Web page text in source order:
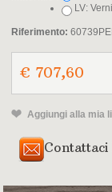
LV:
Riferimento:
€ 707,60
Aggiungi alla mia